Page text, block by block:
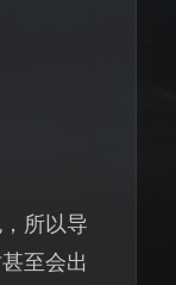
所以导
至会出